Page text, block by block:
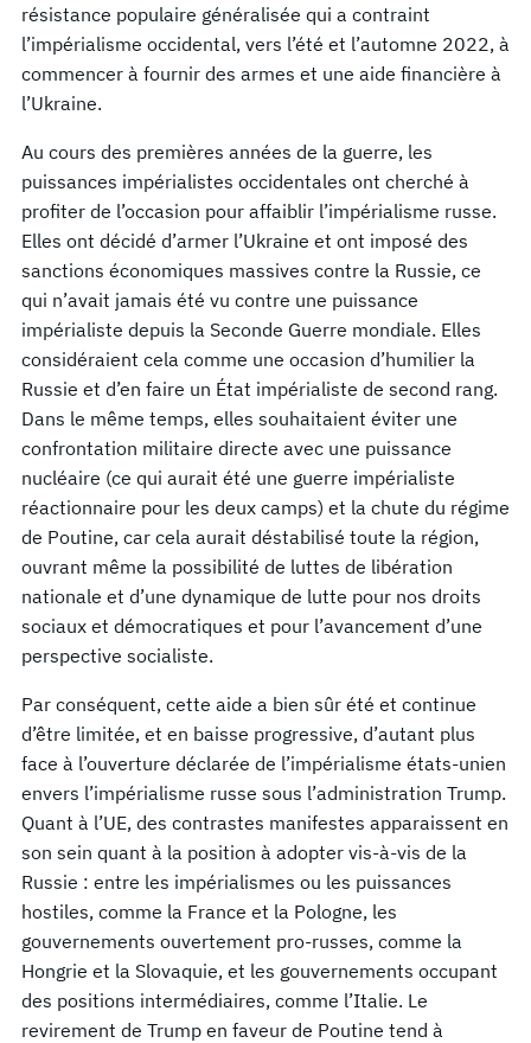
résistance populaire généralisée qui a contraint
l’impérialisme occidental, vers l’été et l’automne 2022, à
commencer à fournir des armes et une aide financière à
l’Ukraine.
Au cours des premières années de la guerre, les
puissances impérialistes occidentales ont cherché à
profiter de l’occasion pour affaiblir l’impérialisme russe.
Elles ont décidé d’armer l’Ukraine et ont imposé des
sanctions économiques massives contre la Russie, ce
qui n’avait jamais été vu contre une puissance
impérialiste depuis la Seconde Guerre mondiale. Elles
considéraient cela comme une occasion d’humilier la
Russie et d’en faire un État impérialiste de second rang.
Dans le même temps, elles souhaitaient éviter une
confrontation militaire directe avec une puissance
nucléaire (ce qui aurait été une guerre impérialiste
réactionnaire pour les deux camps) et la chute du régime
de Poutine, car cela aurait déstabilisé toute la région,
ouvrant même la possibilité de luttes de libération
nationale et d’une dynamique de lutte pour nos droits
sociaux et démocratiques et pour l’avancement d’une
perspective socialiste.
Par conséquent, cette aide a bien sûr été et continue
d’être limitée, et en baisse progressive, d’autant plus
face à l’ouverture déclarée de l’impérialisme états-unien
envers l’impérialisme russe sous l’administration Trump.
Quant à l’UE, des contrastes manifestes apparaissent en
son sein quant à la position à adopter vis-à-vis de la
Russie : entre les impérialismes ou les puissances
hostiles, comme la France et la Pologne, les
gouvernements ouvertement pro-russes, comme la
Hongrie et la Slovaquie, et les gouvernements occupant
des positions intermédiaires, comme l’Italie. Le
revirement de Trump en faveur de Poutine tend à